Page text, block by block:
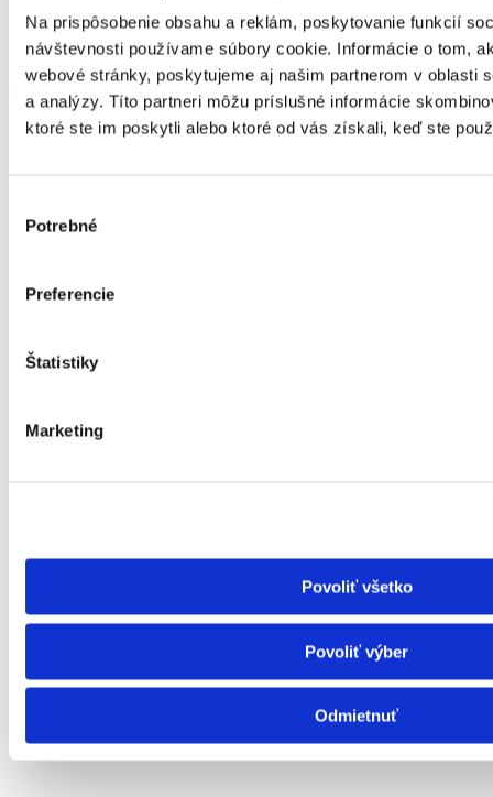
Na prispôsobenie obsahu a reklám, poskytovanie funkcií
návštevnosti používame súbory cookie. Informácie o tom,
webové stránky, poskytujeme aj našim partnerom v oblasti
a analýzy. Títo partneri môžu príslušné informácie
ktoré ste im poskytli alebo ktoré od vás získali, keď ste
súhlasu
Potrebné
Preferencie
Štatistiky
Marketing
Povoliť všetko
Povoliť výber
Odmietnuť
slobodu v architektonickom dizajne. Špičkový technický výkon
a príkladná tepelná izolácia stanovujú nové štandardy.
Dizajnový vzhľad
Ponuka koordinovaná s environmentálnym označovaním